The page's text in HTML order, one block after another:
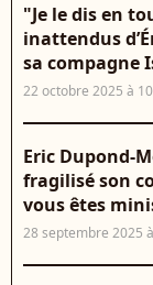
"Je le dis en
inattendus
sa compagne
22 octobre 2025 à
Eric Dupond-
fragilisé son
vous êtes
28 septembre 2025